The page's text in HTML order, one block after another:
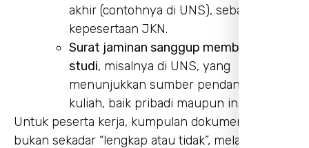
akhir (contohnya di UNS), sebagai bukti
kepesertaan JKN.
Surat jaminan sanggup membiayai
studi, misalnya di UNS, yang
menunjukkan sumber pendanaan
kuliah, baik pribadi maupun instansi.
Untuk peserta kerja, kumpulan dokumen ini
bukan sekadar “lengkap atau tidak”, melainkan